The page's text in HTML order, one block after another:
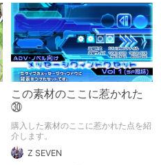
この素材のここに惹かれた
㉚
購入した素材のここに惹かれた点を紹
介します。
Z SEVEN